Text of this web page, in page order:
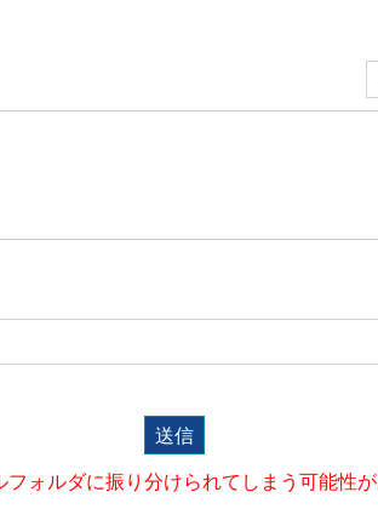
送信
ォルダに振り分けられてしまう可能性